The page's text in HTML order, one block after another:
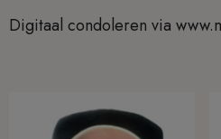
Digitaal condoleren via